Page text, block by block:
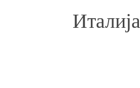
Италија